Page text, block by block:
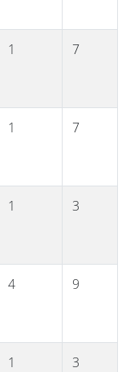
1 7
1 7
1 3
4 9
1 3